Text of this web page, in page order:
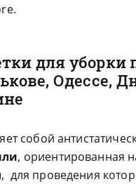
для уборки
Одессе,
собой
, ориентированная
для проведения